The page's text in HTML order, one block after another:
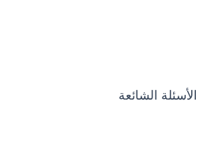
الأسئلة الشائعة